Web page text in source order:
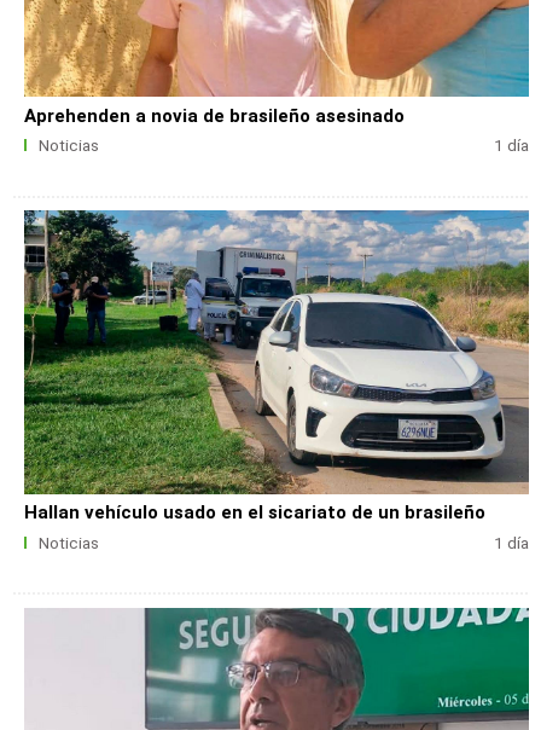
Aprehenden a novia de brasileño asesinado
Noticias 1 día
Hallan vehículo usado en el sicariato de un brasileño
Noticias 1 día